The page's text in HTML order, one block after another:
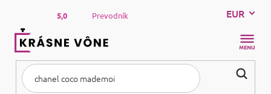
obsah
5,0 Prevodník EUR